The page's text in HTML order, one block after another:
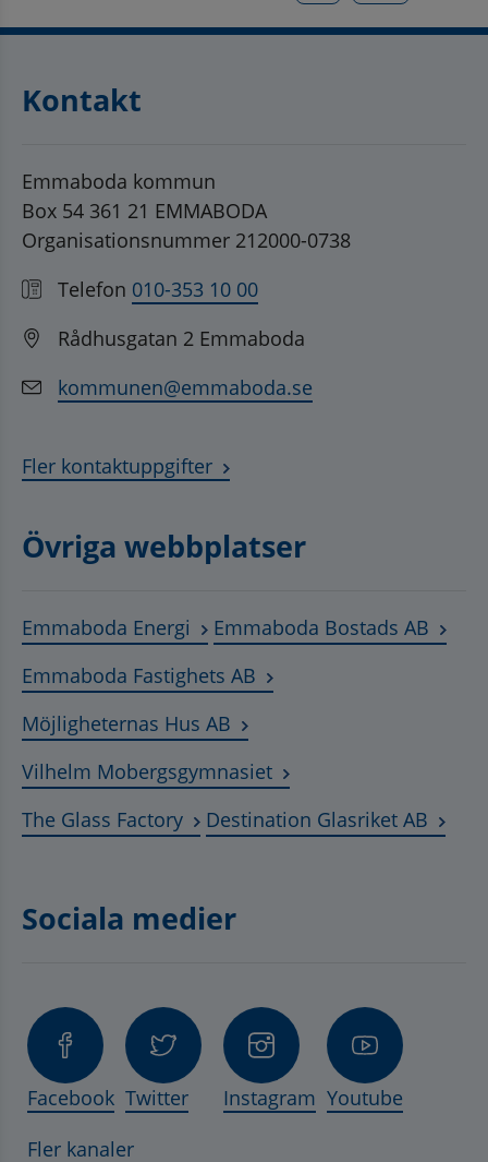
Kontakt
Emmaboda kommun
Box 54 361 21 EMMABODA
Organisationsnummer 212000-0738
Telefon 010-353 10 00
Rådhusgatan 2 Emmaboda
kommunen@emmaboda.se
Fler kontaktuppgifter
Övriga webbplatser
Emmaboda Energi Länk till annan webbplats,
Emmaboda Bostads AB
Emmaboda Fastighets AB Länk till annan
Möjligheternas Hus AB Länk till annan webbplats,
Vilhelm MobergsgymnasietLänk till annan
The Glass FactoryLänk till annan webbplats,
Destination Glasriket AB
Sociala medier
Facebook Twitter Instagram Youtube
Fler kanaler